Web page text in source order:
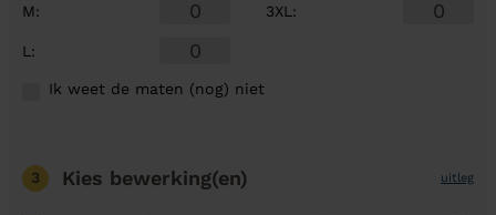
M:
L :
3XL :
Ik weet de maten (nog) niet
3 Kies bewerking(en) uitleg